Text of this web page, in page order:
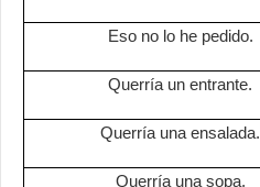
Eso no lo he pedido.
Querría un entrante.
Querría una ensalada.
Querría una sopa.